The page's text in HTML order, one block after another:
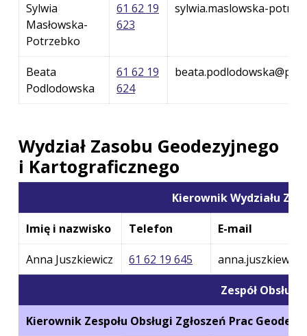
Sylwia
Masłowska-
Potrzebko
61 62 19
623
sylwia.maslowska-
Beata
Podlodowska
61 62 19
624
Wydział Zasobu Geodezyjnego
i Kartograficznego
Kierownik Wydziału
Imię i nazwisko Telefon E-mail
Anna Juszkiewicz 61 62 19 645
Zespół
Kierownik Zespołu Obsługi Zgłoszeń Prac